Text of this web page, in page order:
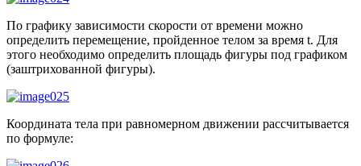
По графику зависимости скорости от времени можно
определить перемещение, пройденное телом за время t. Для
этого необходимо определить площадь фигуры под графиком
(заштрихованной фигуры).
Координата тела при равномерном движении рассчитывается
по формуле: